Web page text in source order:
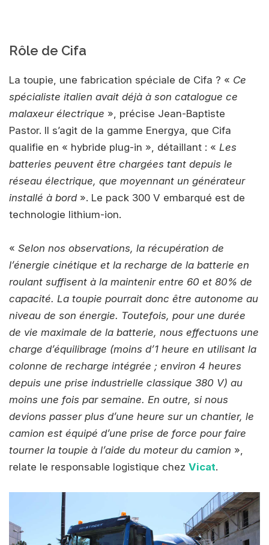
Rôle de Cifa
La toupie, une fabrication spéciale de Cifa ? « Ce
spécialiste italien avait déjà à son catalogue ce
malaxeur électrique », précise Jean-Baptiste
Pastor. Il s’agit de la gamme Energya, que Cifa
qualifie en « hybride plug-in », détaillant : « Les
batteries peuvent être chargées tant depuis le
réseau électrique, que moyennant un générateur
installé à bord». Le pack 300 V embarqué est de
technologie lithium-ion.
« Selon nos observations, la récupération de
l’énergie cinétique et la recharge de la batterie en
roulant suffisent à la maintenir entre 60 et 80% de
capacité. La toupie pourrait donc être autonome au
niveau de son énergie. Toutefois, pour une durée
de vie maximale de la batterie, nous effectuons une
charge d’équilibrage (moins d’1 heure en utilisant la
colonne de recharge intégrée ; environ 4 heures
depuis une prise industrielle classique 380 V) au
moins une fois par semaine. En outre, si nous
devions passer plus d’une heure sur un chantier, le
camion est équipé d’une prise de force pour faire
tourner la toupie à l’aide du moteur du camion »,
relate le responsable logistique chez Vicat.